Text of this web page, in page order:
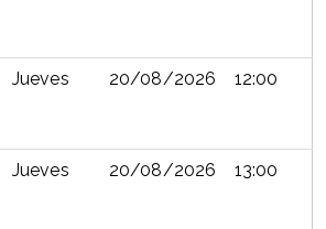
Jueves 20/08/2026 12:00
Jueves 20/08/2026 13:00